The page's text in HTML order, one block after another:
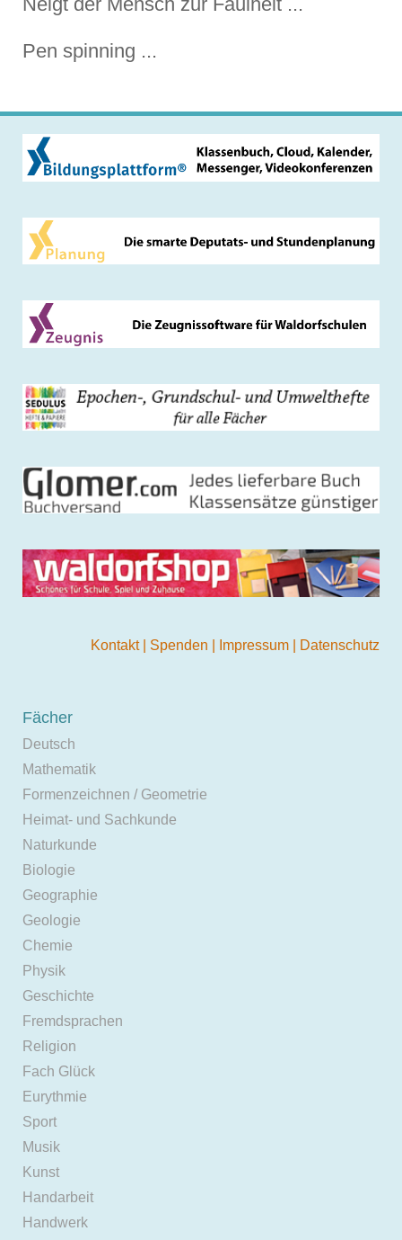
Pen spinning ...
Kontakt Spenden Impressum Datenschutz
Fächer
Deutsch
Mathematik
Formenzeichnen / Geometrie
Heimat- und Sachkunde
Naturkunde
Biologie
Geographie
Geologie
Chemie
Physik
Geschichte
Fremdsprachen
Religion
Fach Glück
Eurythmie
Sport
Musik
Kunst
Handarbeit
Handwerk